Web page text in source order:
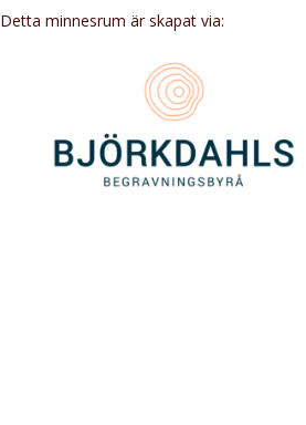
Detta minnesrum är skapat via: